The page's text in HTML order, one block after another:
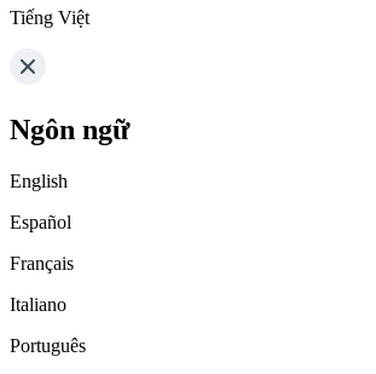
Tiếng Việt
Ngôn ngữ
English
Español
Français
Italiano
Português